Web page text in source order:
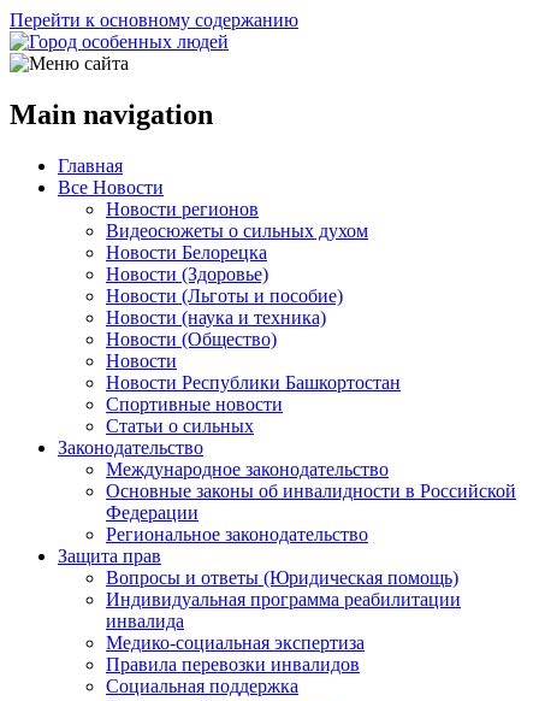
Перейти к основному содержанию
Main navigation
Главная
Все Новости
Новости регионов
Видеосюжеты о сильных духом
Новости Белорецка
Новости (Здоровье)
Новости (Льготы и пособие)
Новости (наука и техника)
Новости (Общество)
Новости
Новости Республики Башкортостан
Спортивные новости
Статьи о сильных
Законодательство
Международное законодательство
Основные законы об инвалидности в Российской
Федерации
Региональное законодательство
Защита прав
Вопросы и ответы (Юридическая помощь)
Индивидуальная программа реабилитации
инвалида
Медико-социальная экспертиза
Правила перевозки инвалидов
Социальная поддержка